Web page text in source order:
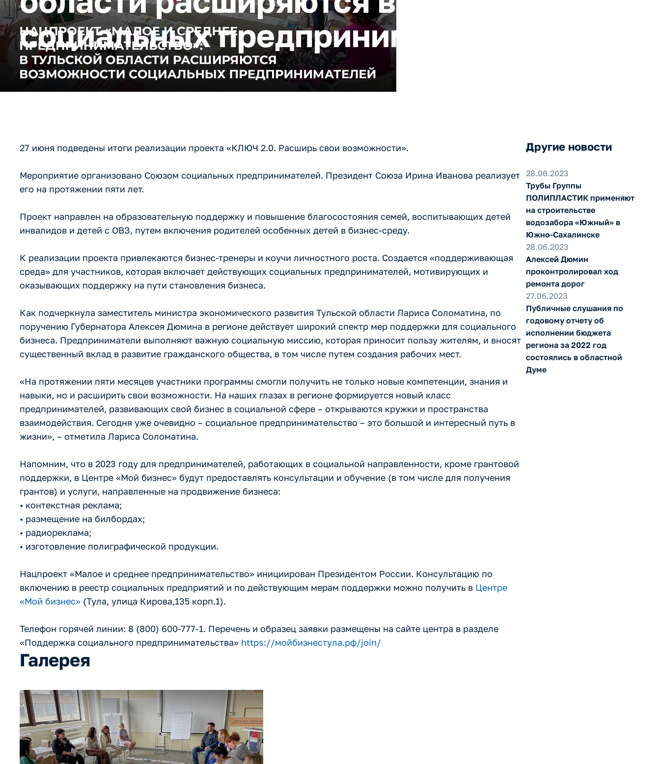
социальных предпринимателей
27 июня подведены итоги реализации проекта «КЛЮЧ 2.0. Расширь свои возможности».
Мероприятие организовано Союзом социальных предпринимателей. Президент Союза Ирина Иванова реализует
его на протяжении пяти лет.
Проект направлен на образовательную поддержку и повышение благосостояния семей, воспитывающих детей
инвалидов и детей с ОВЗ, путем включения родителей особенных детей в бизнес-среду.
К реализации проекта привлекаются бизнес-тренеры и коучи личностного роста. Создается «поддерживающая
среда» для участников, которая включает действующих социальных предпринимателей, мотивирующих и
оказывающих поддержку на пути становления бизнеса.
Как подчеркнула заместитель министра экономического развития Тульской области Лариса Соломатина, по
поручению Губернатора Алексея Дюмина в регионе действует широкий спектр мер поддержки для социального
бизнеса. Предприниматели выполняют важную социальную миссию, которая приносит пользу жителям, и вносят
существенный вклад в развитие гражданского общества, в том числе путем создания рабочих мест.
«На протяжении пяти месяцев участники программы смогли получить не только новые компетенции, знания и
навыки, но и расширить свои возможности. На наших глазах в регионе формируется новый класс
предпринимателей, развивающих свой бизнес в социальной сфере – открываются кружки и пространства
взаимодействия. Сегодня уже очевидно – социальное предпринимательство – это большой и интересный путь в
жизни», – отметила Лариса Соломатина.
Напомним, что в 2023 году для предпринимателей, работающих в социальной направленности, кроме грантовой
поддержки, в Центре «Мой бизнес» будут предоставлять консультации и обучение (в том числе для получения
грантов) и услуги, направленные на продвижение бизнеса:
• контекстная реклама;
• размещение на билбордах;
• радиореклама;
• изготовление полиграфической продукции.
Нацпроект «Малое и среднее предпринимательство» инициирован Президентом России. Консультацию по
включению в реестр социальных предприятий и по действующим мерам поддержки можно получить в Центре
«Мой бизнес» (Тула, улица Кирова,135 корп.1).
Телефон горячей линии: 8 (800) 600-777-1. Перечень и образец заявки размещены на сайте центра в разделе
«Поддержка социального предпринимательства» https://мойбизнестула.рф/join/
Галерея
Другие новости
28.06.2023
Трубы Группы
ПОЛИПЛАСТИК применяют
на строительстве
водозабора «Южный» в
Южно-Сахалинске
28.06.2023
Алексей Дюмин
проконтролировал ход
ремонта дорог
27.06.2023
Публичные слушания по
годовому отчету об
исполнении бюджета
региона за 2022 год
состоялись в областной
Думе